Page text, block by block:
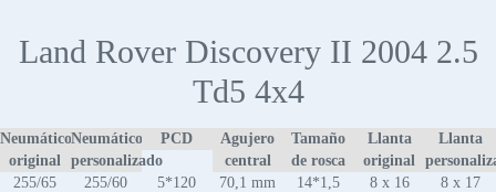
Land Rover Discovery II 2004 2.5
Td5 4x4
Neumático
original
Neumático
personalizado
PCD
Agujero
central
Tamaño
de rosca
Llanta
original
Llanta
255/65
255/60
5*120 70,1 mm 14*1,5
8 x 16
8 x 17